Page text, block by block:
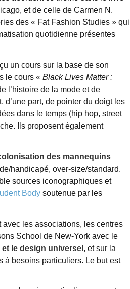
et de celle de Carmen N.
des « Fat Fashion Studies » qui
quotidienne présentes
un cours sur la base de son
le cours « Black Lives Matter :
l’histoire de la mode et de
d’une part, de pointer du doigt les
dans le temps (hip hop, street
Ils proposent également
des mannequins
handicapé, over-size/standard.
sources iconographiques et
Body soutenue par les
les associations, les centres
School de New-York avec le
le design universel , et sur la
à besoins particuliers. Le but est